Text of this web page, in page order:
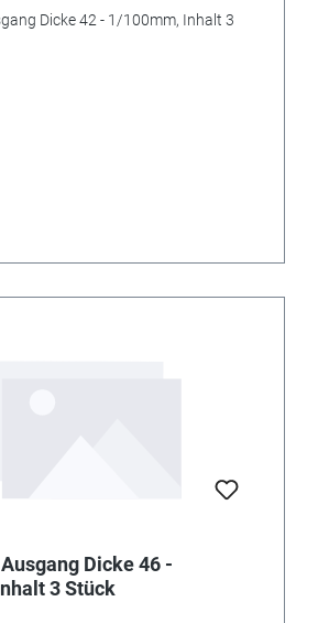
Dicke 42 - 1/100mm, Inhalt 3
Dicke 46 -
3 Stück